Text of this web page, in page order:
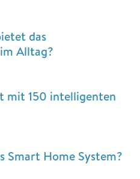
das
Alltag?
mit 150 intelligenten
Smart Home System?